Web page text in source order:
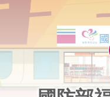
跳到主要內容